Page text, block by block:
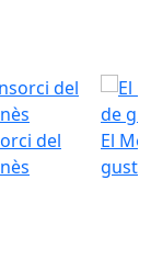
del
El
gust